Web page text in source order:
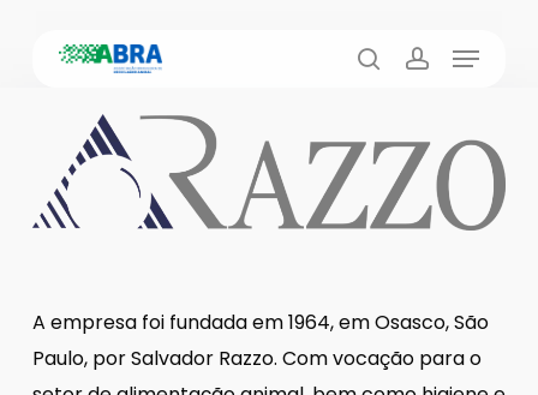
Menu
A empresa foi fundada em 1964, em Osasco, São
Paulo, por Salvador Razzo. Com vocação para o